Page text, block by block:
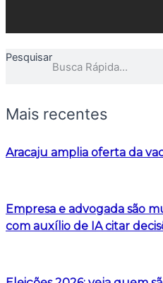
Pesquisar
Mais recentes
Aracaju amplia oferta da
Empresa e advogada são
com auxílio de IA citar